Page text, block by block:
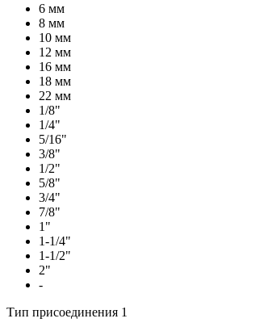
6 мм
8 мм
10 мм
12 мм
16 мм
18 мм
22 мм
1/8"
1/4"
5/16"
3/8"
1/2"
5/8"
3/4"
7/8"
1"
1-1/4"
1-1/2"
2"
-
Тип присоединения 1